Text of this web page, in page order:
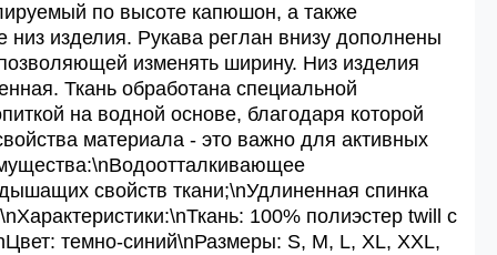
по высоте капюшон, а также
изделия. Рукава реглан внизу дополнены
изменять ширину. Низ изделия
Ткань обработана специальной
на водной основе, благодаря которой
материала - это важно для активных
свойств ткани;\nУдлиненная спинка
100% полиэстер twill с
темно-синий\nРазмеры: S, M, L, XL, XXL,